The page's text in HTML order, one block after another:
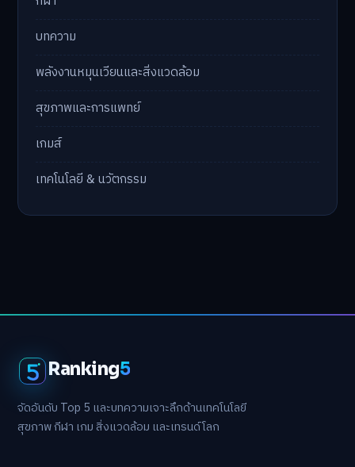
บทความ
พลังงานหมุนเวียนและสิ่งแวดล้อม
สุขภาพและการแพทย์
เกมส์
เทคโนโลยี & นวัตกรรม
Ranking5
จัดอันดับ Top 5 และบทความเจาะลึกด้านเทคโนโลยี
สุขภาพ กีฬา เกม สิ่งแวดล้อม และเทรนด์โลก